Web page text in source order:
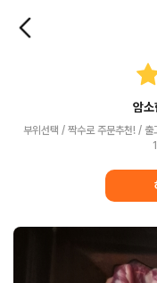
암
부위선택 / 짝수로 주문추천! /